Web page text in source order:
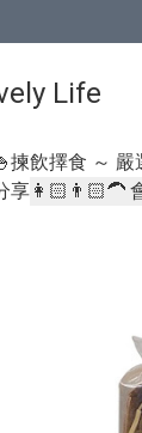
Life
揀飲擇食 ～ 嚴
享 👩🏻👨🏻‍🦱